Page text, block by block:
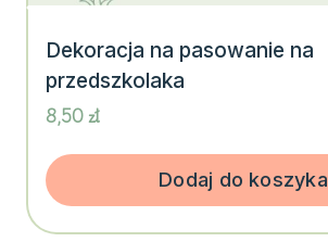
Dekoracja na pasowanie na
przedszkolaka
8,50zł
Dodaj do koszyka